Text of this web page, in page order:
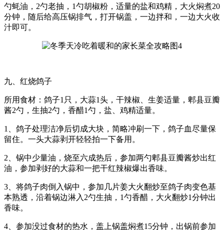
勺蚝油，2勺老抽，1勺胡椒粉，适量的盐和鸡精，大火焖煮20
分钟，随后给高压锅排气，打开锅盖，一边拌和，一边大火收
汁即可。
九、红烧鸽子
所用食材：鸽子1只，大蒜1头，干辣椒、生姜适量，郫县豆瓣
酱2勺，生抽2勺，香醋1勺，盐、鸡精适量。
1、鸽子处理洁净后切成大块，简略冲刷一下，鸽子血尽量保
留住。一头大蒜剥开轻轻拍一下备用。
2、锅中少量油，烧至六成热后，参加两勺郫县豆瓣酱炒出红
油，参加剥好的大蒜和一把干红辣椒爆出香味。
3、将鸽子肉倒入锅中，参加几片姜大火翻炒至鸽子肉变色基
本熟透，沿着锅边淋入2勺生抽，1勺香醋，大火翻炒1分钟出
香味。
4、参加没过食材的热水，盖上锅盖焖煮15分钟，出锅前参加